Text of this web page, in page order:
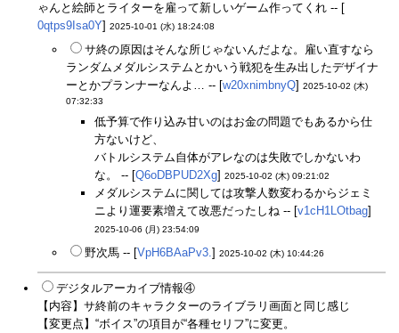
ゃんと絵師とライターを雇って新しいゲーム作ってくれ -- [
0qtps9Isa0Y] 2025-10-01 (水) 18:24:08
サ終の原因はそんな所じゃないんだよな。雇い直すなら
ランダムメダルシステムとかいう戦犯を生み出したデザイナ
ーとかプランナーなんよ… -- [w20xnimbnyQ] 2025-10-02 (木)
07:32:33
低予算で作り込み甘いのはお金の問題でもあるから仕
方ないけど、
バトルシステム自体がアレなのは失敗でしかないわ
な。 -- [Q6oDBPUD2Xg] 2025-10-02 (木) 09:21:02
メダルシステムに関しては攻撃人数変わるからジェミ
ニより運要素増えて改悪だったしね -- [v1cH1LOtbag]
2025-10-06 (月) 23:54:09
野次馬 -- [VpH6BAaPv3.] 2025-10-02 (木) 10:44:26
デジタルアーカイブ情報④
【内容】サ終前のキャラクターのライブラリ画面と同じ感じ
【変更点】“ボイス”の項目が“各種セリフ”に変更。